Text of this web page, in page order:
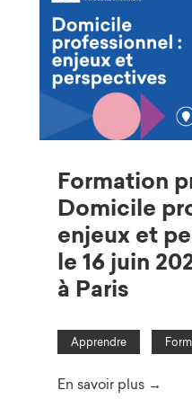
Formation
Domicile
enjeux et
le 16 juin
à Paris
Apprendre
En savoir plus →